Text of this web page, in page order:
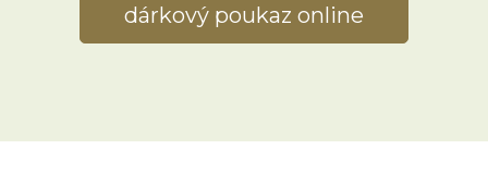
dárkový poukaz online